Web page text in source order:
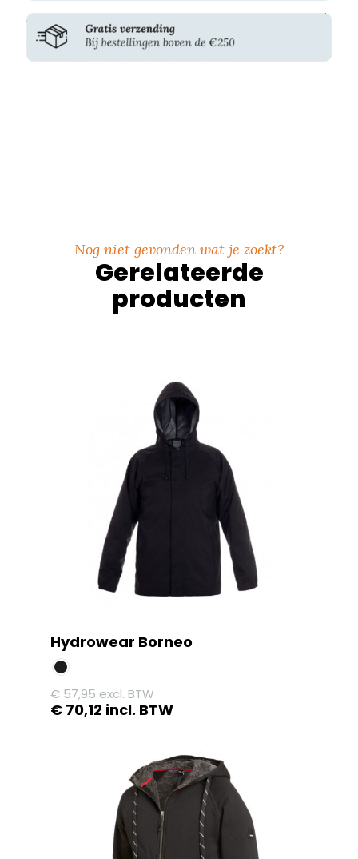
Nog niet gevonden wat je zoekt?
Gerelateerde
producten
Hydrowear Borneo
€ 57,95 excl. BTW
€ 70,12 incl. BTW